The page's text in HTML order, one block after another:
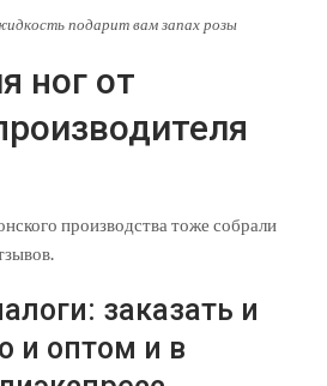
подарит вам запах розы
ног от
производства тоже собрали
заказать и
и оптом и в